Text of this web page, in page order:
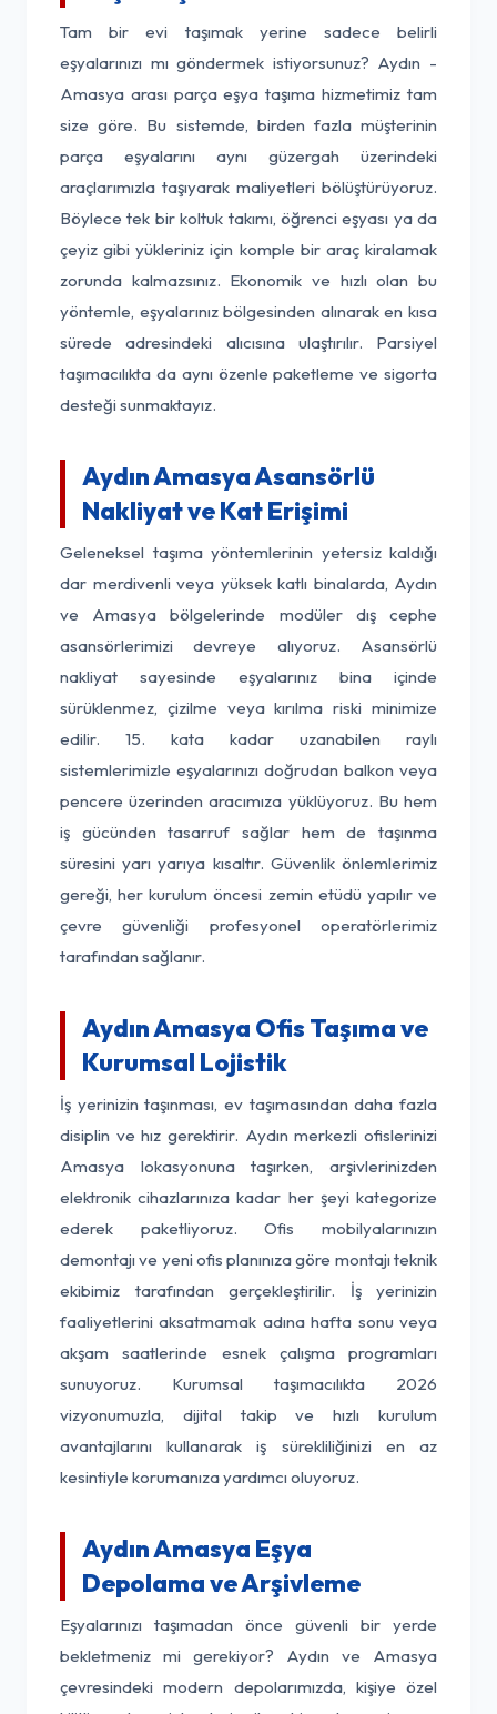
Tam bir evi taşımak yerine sadece belirli
eşyalarınızı mı göndermek istiyorsunuz? Aydın -
Amasya arası parça eşya taşıma hizmetimiz tam
size göre. Bu sistemde, birden fazla müşterinin
parça eşyalarını aynı güzergah üzerindeki
araçlarımızla taşıyarak maliyetleri bölüştürüyoruz.
Böylece tek bir koltuk takımı, öğrenci eşyası ya da
çeyiz gibi yükleriniz için komple bir araç kiralamak
zorunda kalmazsınız. Ekonomik ve hızlı olan bu
yöntemle, eşyalarınız bölgesinden alınarak en kısa
sürede adresindeki alıcısına ulaştırılır. Parsiyel
taşımacılıkta da aynı özenle paketleme ve sigorta
desteği sunmaktayız.
Aydın Amasya Asansörlü
Nakliyat ve Kat Erişimi
Geleneksel taşıma yöntemlerinin yetersiz kaldığı
dar merdivenli veya yüksek katlı binalarda, Aydın
ve Amasya bölgelerinde modüler dış cephe
asansörlerimizi devreye alıyoruz. Asansörlü
nakliyat sayesinde eşyalarınız bina içinde
sürüklenmez, çizilme veya kırılma riski minimize
edilir. 15. kata kadar uzanabilen raylı
sistemlerimizle eşyalarınızı doğrudan balkon veya
pencere üzerinden aracımıza yüklüyoruz. Bu hem
iş gücünden tasarruf sağlar hem de taşınma
süresini yarı yarıya kısaltır. Güvenlik önlemlerimiz
gereği, her kurulum öncesi zemin etüdü yapılır ve
çevre güvenliği profesyonel operatörlerimiz
tarafından sağlanır.
Aydın Amasya Ofis Taşıma ve
Kurumsal Lojistik
İş yerinizin taşınması, ev taşımasından daha fazla
disiplin ve hız gerektirir. Aydın merkezli ofislerinizi
Amasya lokasyonuna taşırken, arşivlerinizden
elektronik cihazlarınıza kadar her şeyi kategorize
ederek paketliyoruz. Ofis mobilyalarınızın
demontajı ve yeni ofis planınıza göre montajı teknik
ekibimiz tarafından gerçekleştirilir. İş yerinizin
faaliyetlerini aksatmamak adına hafta sonu veya
akşam saatlerinde esnek çalışma programları
sunuyoruz. Kurumsal taşımacılıkta 2026
vizyonumuzla, dijital takip ve hızlı kurulum
avantajlarını kullanarak iş sürekliliğinizi en az
kesintiyle korumanıza yardımcı oluyoruz.
Aydın Amasya Eşya
Depolama ve Arşivleme
Eşyalarınızı taşımadan önce güvenli bir yerde
bekletmeniz mi gerekiyor? Aydın ve Amasya
çevresindeki modern depolarımızda, kişiye özel